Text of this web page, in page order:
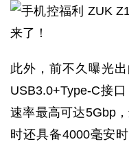
此外，前不久曝光
USB3.0+Type-C接
速率最高可达5Gbp
时还具备4000毫安